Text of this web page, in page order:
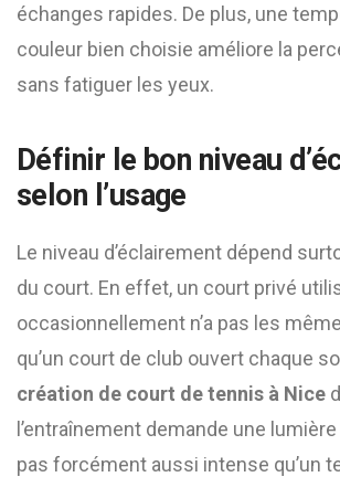
échanges rapides. De plus, une
couleur bien choisie améliore la
sans fatiguer les yeux.
Définir le bon niveau
selon l’usage
Le niveau d’éclairement dépend
du court. En effet, un court privé
occasionnellement n’a pas les
qu’un court de club ouvert chaque
création de court de tennis à Nice
l’entraînement demande une
pas forcément aussi intense qu’un